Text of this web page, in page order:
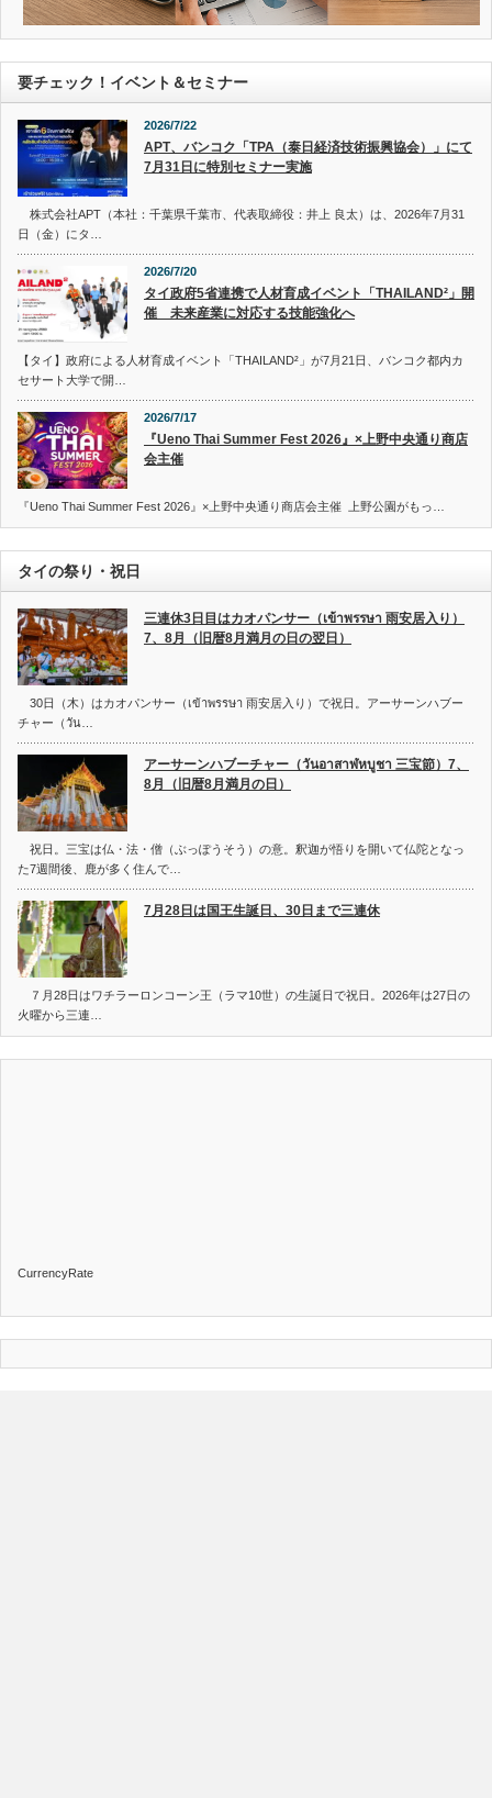
要チェック！イベント＆セミナー
2026/7/22
APT、バンコク「TPA（泰日経済技術振興協会）」にて
7月31日に特別セミナー実施
株式会社APT（本社：千葉県千葉市、代表取締役：井上 良太）は、2026年7月31
日（金）にタ…
2026/7/20
タイ政府5省連携で人材育成イベント「THAILAND²」開
催 未来産業に対応する技能強化へ
【タイ】政府による人材育成イベント「THAILAND²」が7月21日、バンコク都内カ
セサート大学で開…
2026/7/17
『Ueno Thai Summer Fest 2026』×上野中央通り商店
会主催
『Ueno Thai Summer Fest 2026』×上野中央通り商店会主催 上野公園がもっ…
タイの祭り・祝日
三連休3日目はカオパンサー（เข้าพรรษา 雨安居入り）
7、8月（旧暦8月満月の日の翌日）
30日（木）はカオパンサー（เข้าพรรษา 雨安居入り）で祝日。アーサーンハブー
チャー（วัน…
アーサーンハブーチャー（วันอาสาฬหบูชา 三宝節）7、
8月（旧暦8月満月の日）
祝日。三宝は仏・法・僧（ぶっぽうそう）の意。釈迦が悟りを開いて仏陀となっ
た7週間後、鹿が多く住んで…
7月28日は国王生誕日、30日まで三連休
７月28日はワチラーロンコーン王（ラマ10世）の生誕日で祝日。2026年は27日の
火曜から三連…
CurrencyRate